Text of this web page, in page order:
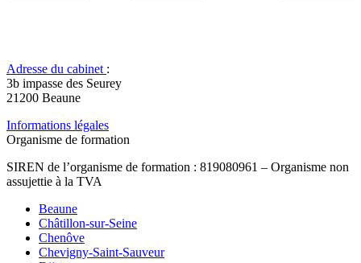
Adresse du cabinet :
3b impasse des Seurey
21200 Beaune
Informations légales
Organisme de formation
SIREN de l’organisme de formation : 819080961 – Organisme non
assujettie à la TVA
Beaune
Châtillon-sur-Seine
Chenôve
Chevigny-Saint-Sauveur